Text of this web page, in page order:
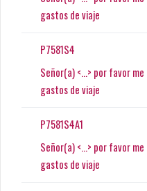
gastos de viaje
P7581S4
Señor(a) <...> por favor
gastos de viaje
P7581S4A1
Señor(a) <...> por favor
gastos de viaje